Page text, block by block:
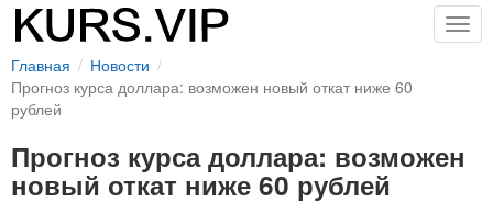
Главная
Новости
Прогноз курса доллара: возможен новый откат ниже 60
рублей
Прогноз курса доллара: возможен
новый откат ниже 60 рублей